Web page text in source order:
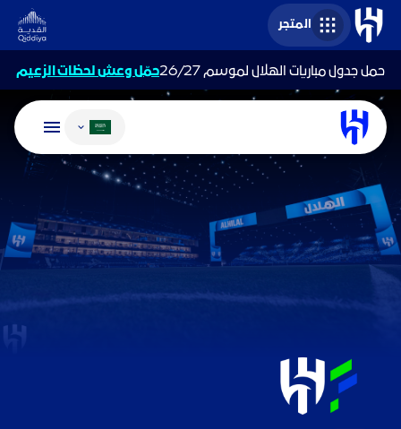
المتجر
حمل جدول مباريات الهلال لموسم 26/27 حمّل وعش لحظات الزعيم
تغيير اللغة